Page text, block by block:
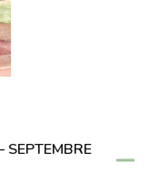
SEPTEMBRE